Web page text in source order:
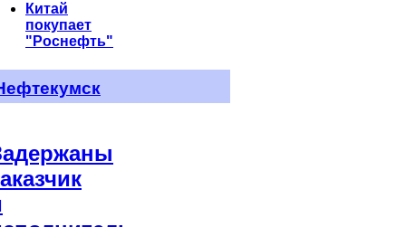
Китай
покупает
"Роснефть"